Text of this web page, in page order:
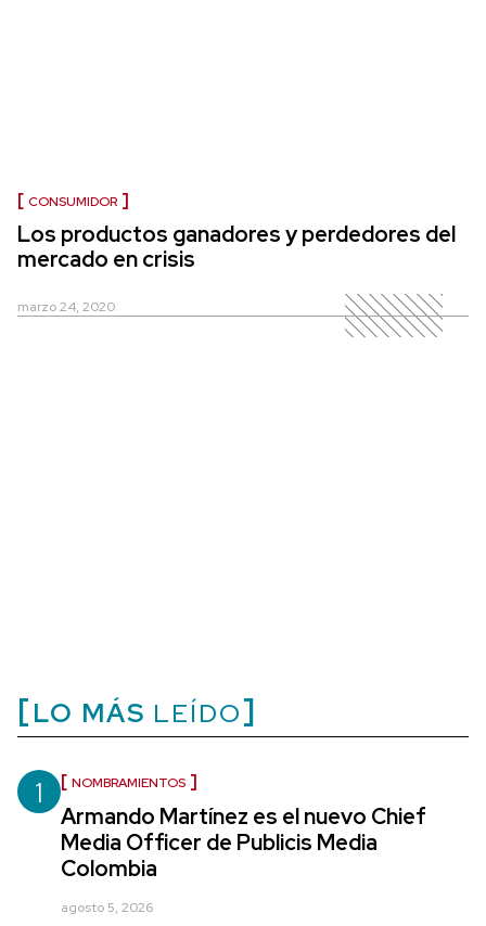
CONSUMIDOR
Los productos ganadores y perdedores del
mercado en crisis
marzo 24, 2020
LO MÁS LEÍDO
1 NOMBRAMIENTOS
Armando Martínez es el nuevo Chief
Media Officer de Publicis Media
Colombia
agosto 5, 2026